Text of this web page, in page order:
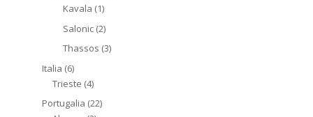
Kavala (1)
Salonic(2)
Thassos (3)
Italia (6)
Trieste (4)
Portugalia (22)